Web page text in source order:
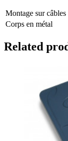
Montage sur
Corps en métal
Related